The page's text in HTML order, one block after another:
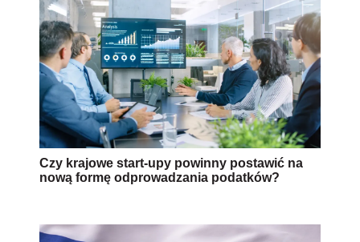
Czy krajowe start-upy powinny postawić na
nową formę odprowadzania podatków?